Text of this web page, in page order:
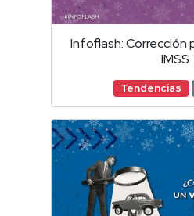
Infoflash: Corrección
IMSS
Tendencias